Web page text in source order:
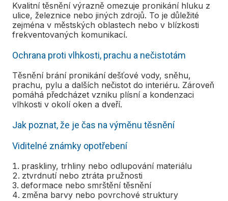
Kvalitní těsnění výrazně omezuje pronikání hluku z
ulice, železnice nebo jiných zdrojů. To je důležité
zejména v městských oblastech nebo v blízkosti
frekventovaných komunikací.
Ochrana proti vlhkosti, prachu a nečistotám
Těsnění brání pronikání dešťové vody, sněhu,
prachu, pylu a dalších nečistot do interiéru. Zároveň
pomáhá předcházet vzniku plísní a kondenzaci
vlhkosti v okolí oken a dveří.
Jak poznat, že je čas na výměnu těsnění
Viditelné známky opotřebení
praskliny, trhliny nebo odlupování materiálu
ztvrdnutí nebo ztráta pružnosti
deformace nebo smrštění těsnění
změna barvy nebo povrchové struktury